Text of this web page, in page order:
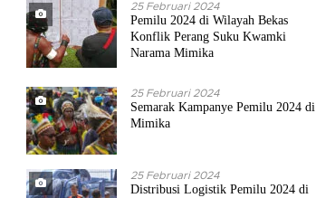
25 Februari 2024
Pemilu 2024 di Wilayah Bekas
Konflik Perang Suku Kwamki
Narama Mimika
25 Februari 2024
Semarak Kampanye Pemilu 2024 di
Mimika
25 Februari 2024
Distribusi Logistik Pemilu 2024 di